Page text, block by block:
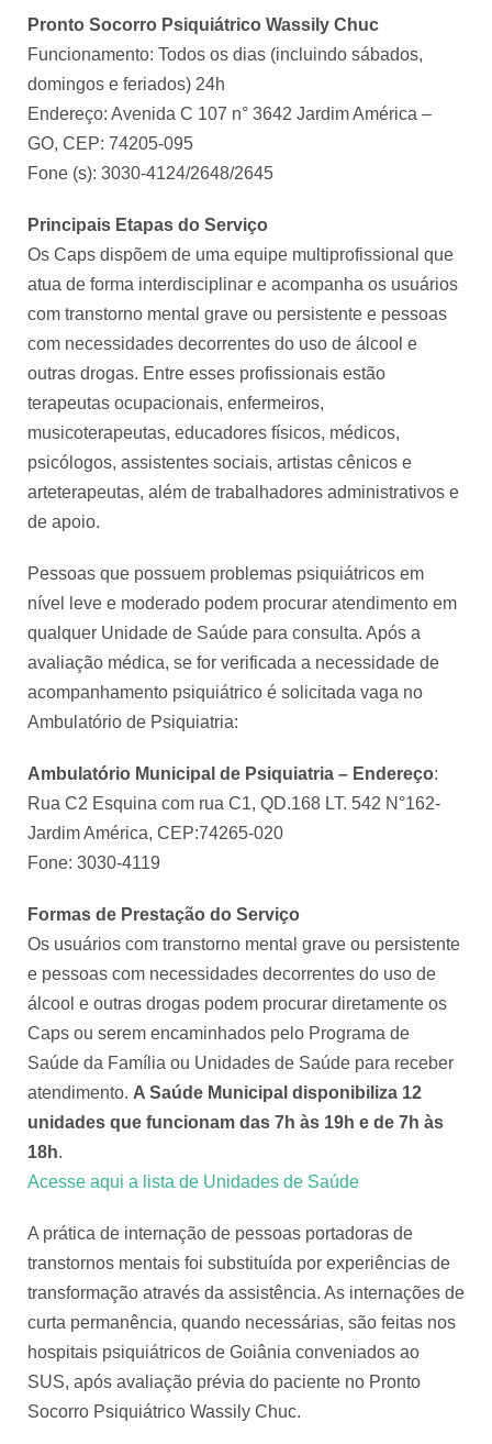
Pronto Socorro Psiquiátrico Wassily Chuc
Funcionamento: Todos os dias (incluindo sábados,
domingos e feriados) 24h
Endereço: Avenida C 107 n° 3642 Jardim América –
GO, CEP: 74205-095
Fone (s): 3030-4124/2648/2645
Principais Etapas do Serviço
Os Caps dispõem de uma equipe multiprofissional que
atua de forma interdisciplinar e acompanha os usuários
com transtorno mental grave ou persistente e pessoas
com necessidades decorrentes do uso de álcool e
outras drogas. Entre esses profissionais estão
terapeutas ocupacionais, enfermeiros,
musicoterapeutas, educadores físicos, médicos,
psicólogos, assistentes sociais, artistas cênicos e
arteterapeutas, além de trabalhadores administrativos e
de apoio.
Pessoas que possuem problemas psiquiátricos em
nível leve e moderado podem procurar atendimento em
qualquer Unidade de Saúde para consulta. Após a
avaliação médica, se for verificada a necessidade de
acompanhamento psiquiátrico é solicitada vaga no
Ambulatório de Psiquiatria:
Ambulatório Municipal de Psiquiatria – Endereço:
Rua C2 Esquina com rua C1, QD.168 LT. 542 N°162-
Jardim América, CEP:74265-020
Fone: 3030-4119
Formas de Prestação do Serviço
Os usuários com transtorno mental grave ou persistente
e pessoas com necessidades decorrentes do uso de
álcool e outras drogas podem procurar diretamente os
Caps ou serem encaminhados pelo Programa de
Saúde da Família ou Unidades de Saúde para receber
atendimento. A Saúde Municipal disponibiliza 12
unidades que funcionam das 7h às 19h e de 7h às
18h.
Acesse aqui a lista de Unidades de Saúde
A prática de internação de pessoas portadoras de
transtornos mentais foi substituída por experiências de
transformação através da assistência. As internações de
curta permanência, quando necessárias, são feitas nos
hospitais psiquiátricos de Goiânia conveniados ao
SUS, após avaliação prévia do paciente no Pronto
Socorro Psiquiátrico Wassily Chuc.